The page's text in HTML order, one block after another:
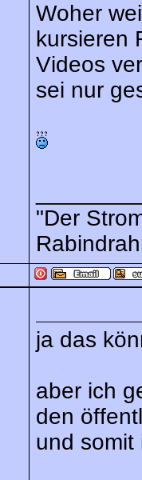
Woher
kursieren
Videos
sei nur
"Der
ja das
aber ich
den
und somit